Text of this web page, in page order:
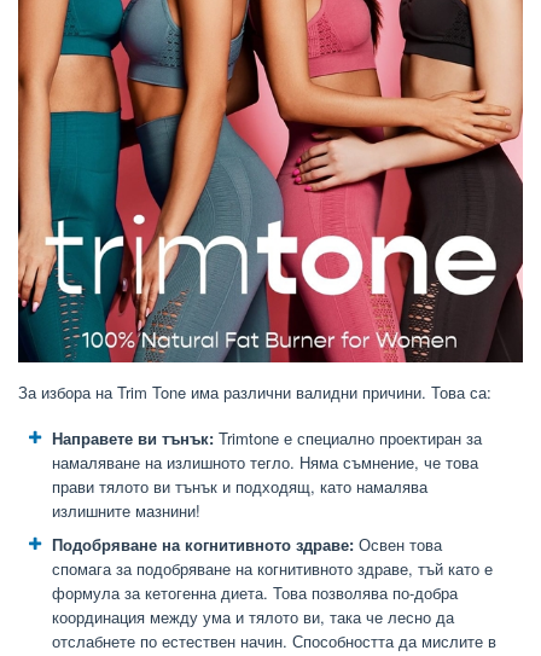
За избора на Trim Tone има различни валидни причини. Това са:
Направете ви тънък: Trimtone е специално проектиран за
намаляване на излишното тегло. Няма съмнение, че това
прави тялото ви тънък и подходящ, като намалява
излишните мазнини!
Подобряване на когнитивното здраве: Освен това
спомага за подобряване на когнитивното здраве, тъй като е
формула за кетогенна диета. Това позволява по-добра
координация между ума и тялото ви, така че лесно да
отслабнете по естествен начин. Способността да мислите в